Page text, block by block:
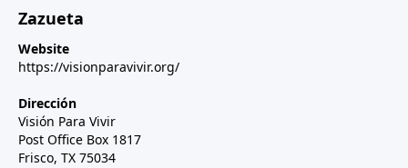
Zazueta
Website
https://visionparavivir.org/
Dirección
Visión Para Vivir
Post Office Box 1817
Frisco, TX 75034